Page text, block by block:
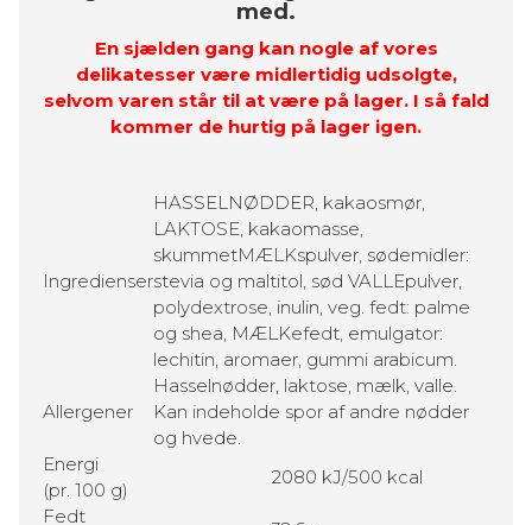
med.
En sjælden gang kan nogle af vores
delikatesser være midlertidig udsolgte,
selvom varen står til at være på lager. I så fald
kommer de hurtig på lager igen.
Ingredienser
HASSELNØDDER, kakaosmør,
LAKTOSE, kakaomasse,
skummetMÆLKspulver, sødemidler:
stevia og maltitol, sød VALLEpulver,
polydextrose, inulin, veg. fedt: palme
og shea, MÆLKefedt, emulgator:
lechitin, aromaer, gummi arabicum.
Allergener
Hasselnødder, laktose, mælk, valle.
Kan indeholde spor af andre nødder
og hvede.
Energi
(pr. 100 g)
2080 kJ/500 kcal
Fedt